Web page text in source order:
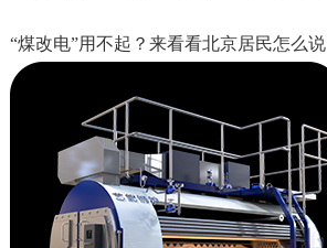
“煤改电”用不起？来看看北京居民怎么说